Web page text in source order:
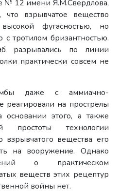
№ 12 имени Я.М.Свердлова,
что взрывчатое вещество
высокой фугасностью, но
тротилом бризантностью.
разрывались по линии
практически совсем не
даже с аммиачно-
реагировали на прострелы
основании этого, а также
простоты технологии
взрывчатого вещества его
на вооружение. Однако
о практическом
веществ этих рецептур
войны нет.